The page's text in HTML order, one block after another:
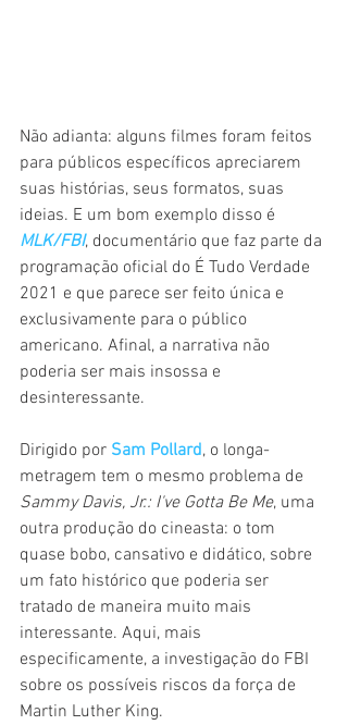
Não adianta: alguns filmes foram feitos
para públicos específicos apreciarem
suas histórias, seus formatos, suas
ideias. E um bom exemplo disso é
MLK/FBI, documentário que faz parte da
programação oficial do É Tudo Verdade
2021 e que parece ser feito única e
exclusivamente para o público
americano. Afinal, a narrativa não
poderia ser mais insossa e
desinteressante.
Dirigido por Sam Pollard, o longa-
metragem tem o mesmo problema de
Sammy Davis, Jr.: I've Gotta Be Me, uma
outra produção do cineasta: o tom
quase bobo, cansativo e didático, sobre
um fato histórico que poderia ser
tratado de maneira muito mais
interessante. Aqui, mais
especificamente, a investigação do FBI
sobre os possíveis riscos da força de
Martin Luther King.